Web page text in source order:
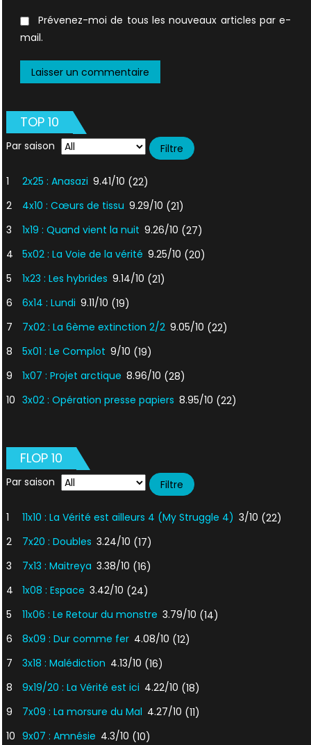
Prévenez-moi de tous les nouveaux articles par e-
mail.
TOP 10
Par saison
1 2x25 : Anasazi 9.41/10 (22)
2
4x10 : Cœurs de tissu 9.29/10 (21)
3
1x19 : Quand vient la nuit 9.26/10 (27)
4
5x02 : La Voie de la vérité 9.25/10 (20)
5
1x23 : Les hybrides 9.14/10 (21)
6
6x14 : Lundi 9.11/10 (19)
7
7x02 : La 6ème extinction 2/2 9.05/10 (22)
8
5x01 : Le Complot 9/10 (19)
9
1x07 : Projet arctique 8.96/10 (28)
10 3x02 : Opération presse papiers 8.95/10 (22)
FLOP 10
Par saison
1 11x10 : La Vérité est ailleurs 4 (My Struggle 4) 3/10 (22)
2
7x20 : Doubles 3.24/10 (17)
3
7x13 : Maitreya 3.38/10 (16)
4
1x08 : Espace 3.42/10 (24)
5
11x06 : Le Retour du monstre 3.79/10 (14)
6
8x09 : Dur comme fer 4.08/10 (12)
7
3x18 : Malédiction 4.13/10 (16)
8
9x19/20 : La Vérité est ici 4.22/10 (18)
9
7x09 : La morsure du Mal 4.27/10 (11)
10 9x07 : Amnésie 4.3/10 (10)